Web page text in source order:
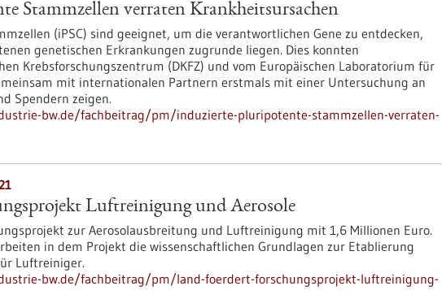
Stammzellen verraten Krankheitsursachen
(iPSC) sind geeignet, um die verantwortlichen Gene zu entdecken,
genetischen Erkrankungen zugrunde liegen. Dies konnten
Krebsforschungszentrum (DKFZ) und vom Europäischen Laboratorium für
mit internationalen Partnern erstmals mit einer Untersuchung an
Spendern zeigen.
bw.de/fachbeitrag/pm/induzierte-pluripotente-stammzellen-verraten-
Luftreinigung und Aerosole
zur Aerosolausbreitung und Luftreinigung mit 1,6 Millionen Euro.
in dem Projekt die wissenschaftlichen Grundlagen zur Etablierung
Luftreiniger.
bw.de/fachbeitrag/pm/land-foerdert-forschungsprojekt-luftreinigung-